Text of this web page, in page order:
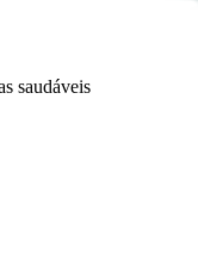
saudáveis